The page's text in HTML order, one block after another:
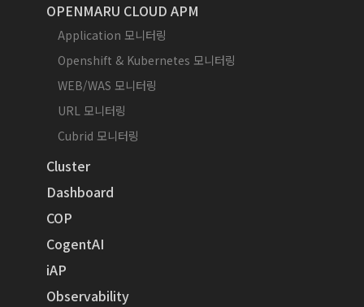
OPENMARU CLOUD APM
Application 모니터링
Openshift & Kubernetes 모니터링
WEB/WAS 모니터링
URL 모니터링
Cubrid 모니터링
Cluster
Dashboard
COP
CogentAI
iAP
Observability